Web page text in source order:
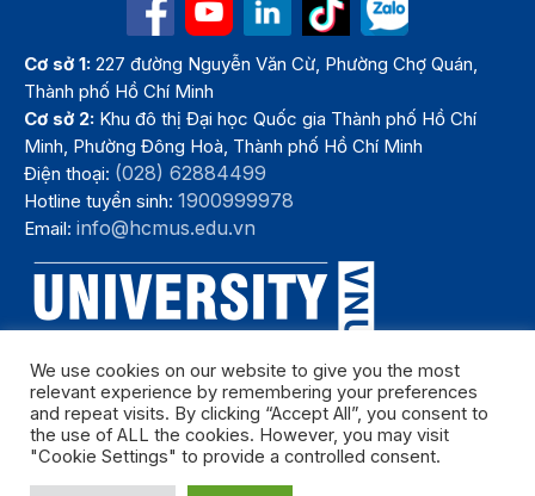
Cơ sở 1: 227 đường Nguyễn Văn Cừ, Phường Chợ Quán,
Thành phố Hồ Chí Minh
Cơ sở 2: Khu đô thị Đại học Quốc gia Thành phố Hồ Chí
Minh, Phường Đông Hoà, Thành phố Hồ Chí Minh
Điện thoại: (028) 62884499
Hotline tuyển sinh:1900999978
Email:info@hcmus.edu.vn
Bản quyền thuộc Trường Đại học Khoa học tự nhiên, Đại học Quốc
We use cookies on our website to give you the most
relevant experience by remembering your preferences
and repeat visits. By clicking “Accept All”, you consent to
the use of ALL the cookies. However, you may visit
"Cookie Settings" to provide a controlled consent.